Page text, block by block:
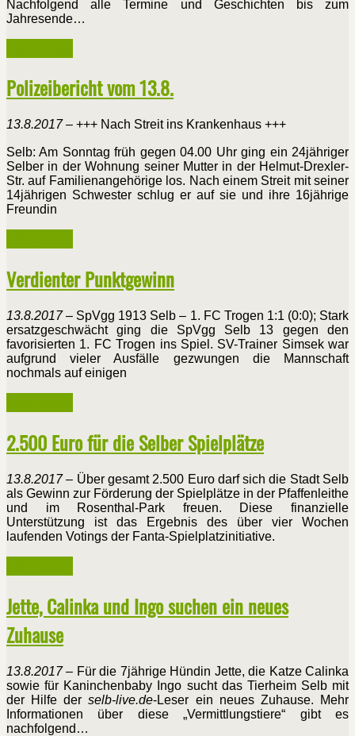
Nachfolgend alle Termine und Geschichten bis zum
Jahresende…
Polizeibericht vom 13.8.
13.8.2017– +++ Nach Streit ins Krankenhaus +++
Selb: Am Sonntag früh gegen 04.00 Uhr ging ein 24jähriger
Selber in der Wohnung seiner Mutter in der Helmut-Drexler-
Str. auf Familienangehörige los. Nach einem Streit mit seiner
14jährigen Schwester schlug er auf sie und ihre 16jährige
Freundin
Verdienter Punktgewinn
13.8.2017– SpVgg 1913 Selb – 1. FC Trogen 1:1 (0:0); Stark
ersatzgeschwächt ging die SpVgg Selb 13 gegen den
favorisierten 1. FC Trogen ins Spiel. SV-Trainer Simsek war
aufgrund vieler Ausfälle gezwungen die Mannschaft
nochmals auf einigen
2.500 Euro für die Selber Spielplätze
13.8.2017– Über gesamt 2.500 Euro darf sich die Stadt Selb
als Gewinn zur Förderung der Spielplätze in der Pfaffenleithe
und im Rosenthal-Park freuen. Diese finanzielle
Unterstützung ist das Ergebnis des über vier Wochen
laufenden Votings der Fanta-Spielplatzinitiative.
Jette, Calinka und Ingo suchen ein neues
Zuhause
13.8.2017– Für die 7jährige Hündin Jette, die Katze Calinka
sowie für Kaninchenbaby Ingo sucht das Tierheim Selb mit
der Hilfe derselb-live.de-Leser ein neues Zuhause. Mehr
Informationen über diese „Vermittlungstiere“ gibt es
nachfolgend…